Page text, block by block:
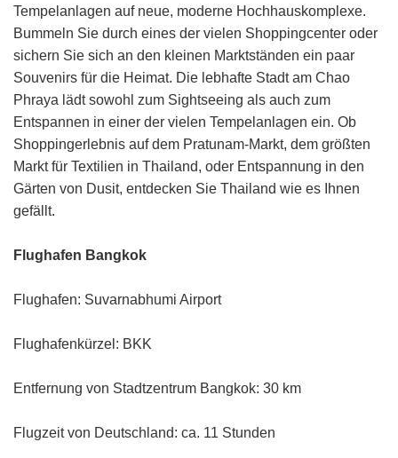
Tempelanlagen auf neue, moderne Hochhauskomplexe.
Bummeln Sie durch eines der vielen Shoppingcenter oder
sichern Sie sich an den kleinen Marktständen ein paar
Souvenirs für die Heimat. Die lebhafte Stadt am Chao
Phraya lädt sowohl zum Sightseeing als auch zum
Entspannen in einer der vielen Tempelanlagen ein. Ob
Shoppingerlebnis auf dem Pratunam-Markt, dem größten
Markt für Textilien in Thailand, oder Entspannung in den
Gärten von Dusit, entdecken Sie Thailand wie es Ihnen
gefällt.
Flughafen Bangkok
Flughafen: Suvarnabhumi Airport
Flughafenkürzel: BKK
Entfernung von Stadtzentrum Bangkok: 30 km
Flugzeit von Deutschland: ca. 11 Stunden